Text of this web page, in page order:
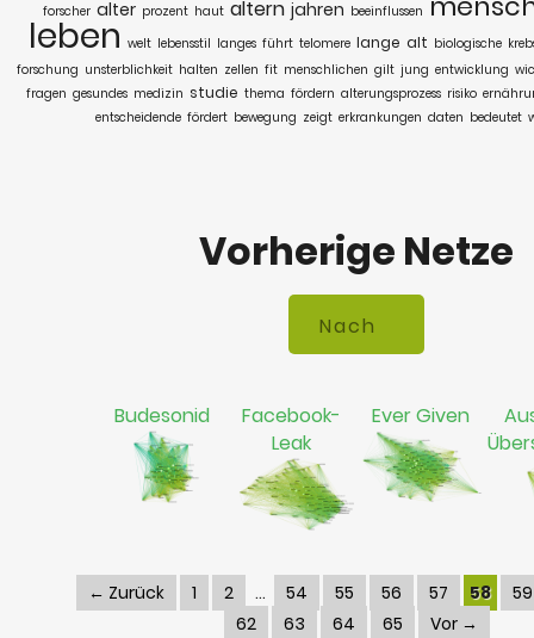
forscher alter prozent haut altern jahren beeinflussen
leben welt lebensstil langes führt telomere lange alt biologische
forschung unsterblichkeit halten zellen fit menschlichen gilt jung entwicklung
fragen gesundes medizin studie thema fördern alterungsprozess risiko
entscheidende fördert bewegung zeigt erkrankungen daten bedeutet
Vorherige Netze
Budesonid
Facebook-
Leak
Ever Given
← Zurück 1 2 54 55 56 57 58
59
62
63 64 65 Vor →